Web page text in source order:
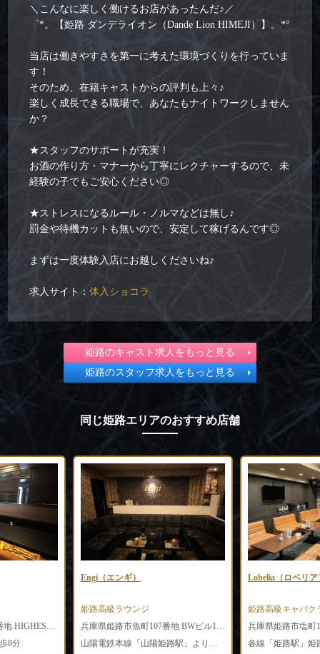
＼こんなに楽しく働けるお店があったんだ♪／
゜*。【姫路 ダンデライオン（Dande Lion HIMEJI）】。*°
当店は働きやすさを第一に考えた環境づくりを行っていま
す！
そのため、在籍キャストからの評判も上々♪
楽しく成長できる職場で、あなたもナイトワークしません
か？
★スタッフのサポートが充実！
お酒の作り方・マナーから丁寧にレクチャーするので、未
経験の子でもご安心ください◎
★ストレスになるルール・ノルマなどは無し♪
罰金や待機カットも無いので、安定して稼げるんです◎
まずは一度体験入店にお越しくださいね♪
求人サイト：体入ショコラ
姫路のキャスト求人をもっと見る
姫路のスタッフ求人をもっと見る
同じ姫路エリアのおすすめ店舗
8分
Engi（エンギ）
姫路高級ラウンジ
Lobelia（ロベリア
姫路高級キャバク
各線「姫路駅」姫